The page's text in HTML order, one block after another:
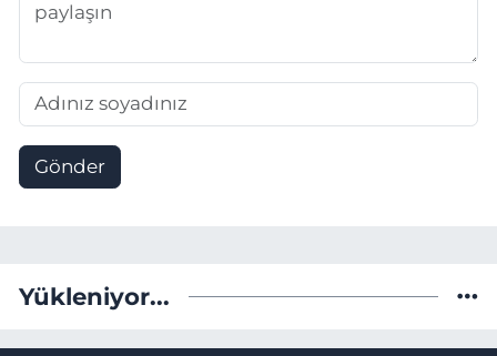
Gönder
Yükleniyor...